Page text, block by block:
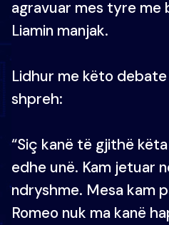
agravuar mes tyre me
Liamin manjak.
Lidhur me këto
shpreh:
“Siç kanë të gjithë
edhe unë. Kam jetuar
ndryshme. Mesa kam
Romeo nuk ma kanë